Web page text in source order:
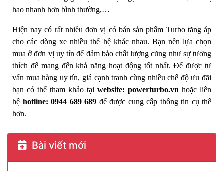
hao nhanh hơn bình thường,…
Hiện nay có rất nhiều đơn vị có bán sản phẩm Turbo tăng áp
cho các dòng xe nhiều thế hệ khác nhau. Bạn nên lựa chọn
mua ở đơn vị uy tín để đảm bảo chất lượng cũng như sự tương
thích để mang đến khả năng hoạt động tốt nhất. Để được tư
vấn mua hàng uy tín, giá cạnh tranh cùng nhiều chế độ ưu đãi
bạn có thể tham khảo tại website: powerturbo.vn hoặc liên
hệ hotline: 0944 689 689 để được cung cấp thông tin cụ thể
hơn.
Bài viết mới